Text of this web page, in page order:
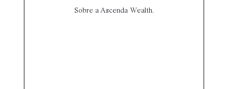
Sobre a Ascenda Wealth.